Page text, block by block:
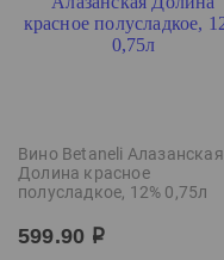
Вино Betaneli Алазанская
Долина красное
полусладкое, 12% 0,75л
599.90 р